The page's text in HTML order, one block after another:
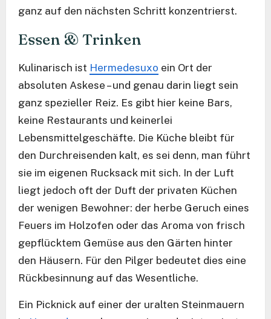
ganz auf den nächsten Schritt konzentrierst.
Essen & Trinken
Kulinarisch ist Hermedesuxo ein Ort der
absoluten Askese – und genau darin liegt sein
ganz spezieller Reiz. Es gibt hier keine Bars,
keine Restaurants und keinerlei
Lebensmittelgeschäfte. Die Küche bleibt für
den Durchreisenden kalt, es sei denn, man führt
sie im eigenen Rucksack mit sich. In der Luft
liegt jedoch oft der Duft der privaten Küchen
der wenigen Bewohner: der herbe Geruch eines
Feuers im Holzofen oder das Aroma von frisch
gepflücktem Gemüse aus den Gärten hinter
den Häusern. Für den Pilger bedeutet dies eine
Rückbesinnung auf das Wesentliche.
Ein Picknick auf einer der uralten Steinmauern